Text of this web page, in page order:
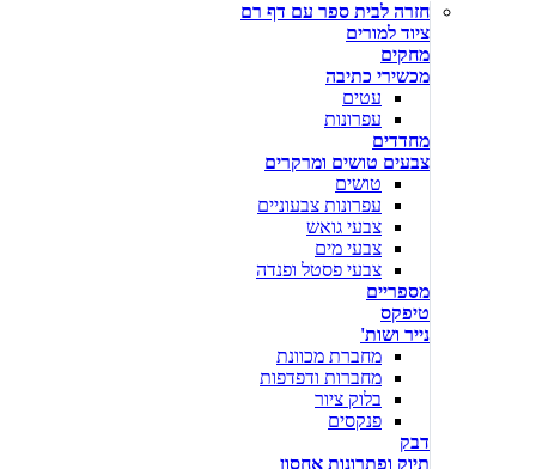
חזרה לבית ספר עם דף רם
ציוד למורים
מחקים
מכשירי כתיבה
עטים
עפרונות
מחדדים
צבעים טושים ומרקרים
טושים
עפרונות צבעוניים
צבעי גואש
צבעי מים
צבעי פסטל ופנדה
מספריים
טיפקס
נייר ושות'
מחברת מכוונת
מחברות ודפדפות
בלוק ציור
פנקסים
דבק
תיוק ופתרונות אחסון